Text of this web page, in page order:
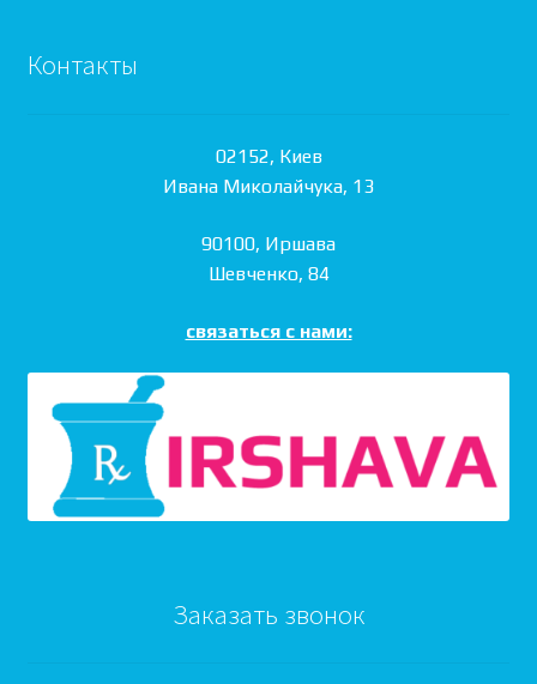
Контакты
02152, Киев
Ивана Миколайчука, 13
90100, Иршава
Шевченко, 84
связаться с нами:
Заказать звонок